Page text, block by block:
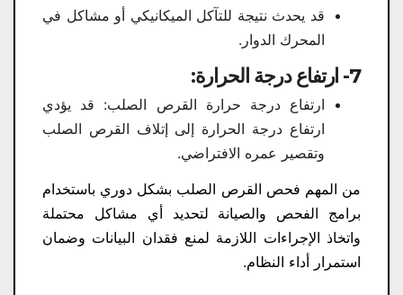
قد يحدث نتيجة للتآكل الميكانيكي أو مشاكل في
المحرك الدوار.
7- ارتفاع درجة الحرارة:
ارتفاع درجة حرارة القرص الصلب: قد يؤدي
ارتفاع درجة الحرارة إلى إتلاف القرص الصلب
وتقصير عمره الافتراضي.
من المهم فحص القرص الصلب بشكل دوري باستخدام
برامج الفحص والصيانة لتحديد أي مشاكل محتملة
واتخاذ الإجراءات اللازمة لمنع فقدان البيانات وضمان
استمرار أداء النظام.